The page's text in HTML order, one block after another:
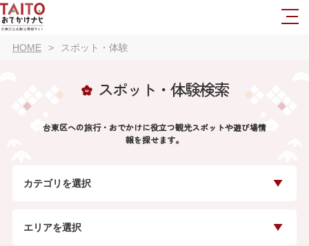
HOME スポット・体験
スポット・体験検索
台東区への旅行・おでかけに役立つ観光スポットや遊び場情
報を探せます。
カテゴリを選択
エリアを選択